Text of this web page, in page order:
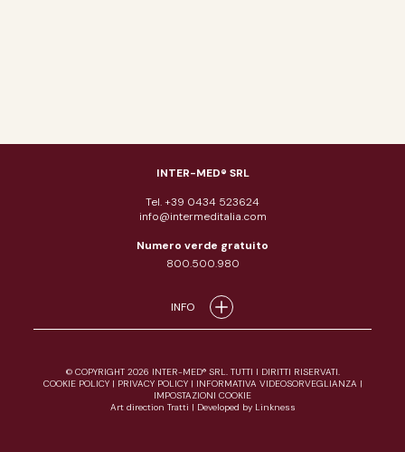
INTER-MED® SRL
Tel. +39 0434 523624
info@intermeditalia.com
Numero verde gratuito
800.500.980
INFO
© COPYRIGHT 2026 INTER-MED® SRL. TUTTI I DIRITTI RISERVATI.
COOKIE POLICY| PRIVACY POLICY| INFORMATIVA VIDEOSORVEGLIANZA |
IMPOSTAZIONI COOKIE
Art direction Tratti | Developed by Linkness